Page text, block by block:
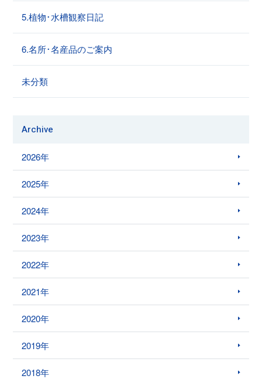
5.植物･水槽観察日記
6.名所･名産品のご案内
未分類
Archive
2026年
2025年
2024年
2023年
2022年
2021年
2020年
2019年
2018年